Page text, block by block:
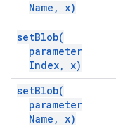
Name , x)
setBlob(
parameter
Index, x)
setBlob(
parameter
Name , x)